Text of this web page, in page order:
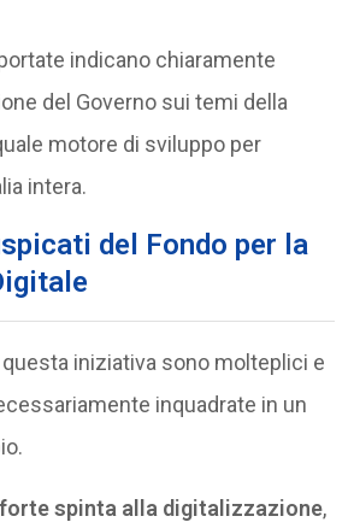
indicano chiaramente
del Governo sui temi della
motore di sviluppo per
intera.
del Fondo per la
iniziativa sono molteplici e
inquadrate in un
spinta alla digitalizzazione,